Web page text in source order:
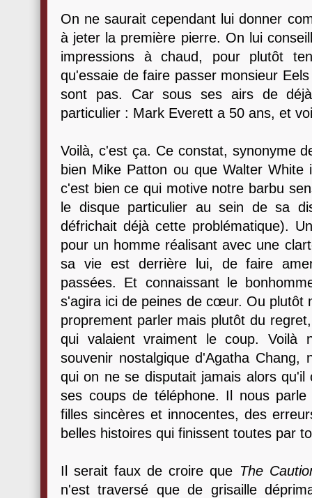
On ne saurait cependant lui donner
à jeter la première pierre. On lui
impressions à chaud, pour plutôt
qu'essaie de faire passer monsieur
sont pas. Car sous ses airs de
particulier : Mark Everett a 50 ans, et
Voilà, c'est ça. Ce constat, synonyme
bien Mike Patton ou que Walter
c'est bien ce qui motive notre barbu
le disque particulier au sein de sa
défrichait déjà cette problématique).
pour un homme réalisant avec une
sa vie est derrière lui, de faire
passées. Et connaissant le
s'agira ici de peines de cœur. Ou plutôt
proprement parler mais plutôt du
qui valaient vraiment le coup. Voilà
souvenir nostalgique d'Agatha Chang,
qui on ne se disputait jamais alors
ses coups de téléphone. Il nous
filles sincères et innocentes, des
belles histoires qui finissent toutes par
Il serait faux de croire que The
n'est traversé que de grisaille